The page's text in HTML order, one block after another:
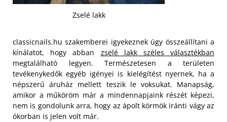
Zselé lakk
classicnails.hu szakemberei igyekeznek úgy összeállítani a
kínálatot, hogy abban zselé lakk széles választékban
megtalálható legyen. Természetesen a területen
tevékenykedők egyéb igényei is kielégítést nyernek, ha a
népszerű áruház mellett teszik le voksukat. Manapság,
amikor a műköröm már a mindennapjaink részét képezi,
nem is gondolunk arra, hogy az ápolt körmök iránti vágy az
ókorban is jelen volt már.